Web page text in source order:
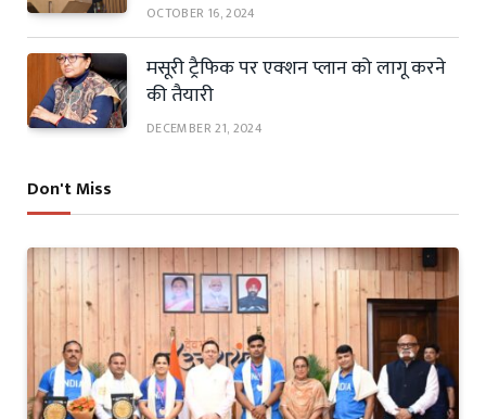
OCTOBER 16, 2024
मसूरी ट्रैफिक पर एक्शन प्लान को लागू करने
की तैयारी
DECEMBER 21, 2024
Don't Miss